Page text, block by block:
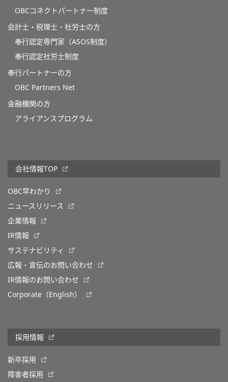
OBCコネクトパートナー制度
会計士・税理士・社労士の方
奉行認定専門家（ASOS制度）
奉行認定社労士制度
奉行パートナーの方
OBC Partners Net
金融機関の方
アライアンスプログラム
会社情報TOP
OBC早わかり
ニュースリリース
企業情報
IR情報
サステナビリティ
広報・宣伝のお問い合わせ
IR情報のお問い合わせ
Corporate（English）
採用情報
新卒採用
障害者採用